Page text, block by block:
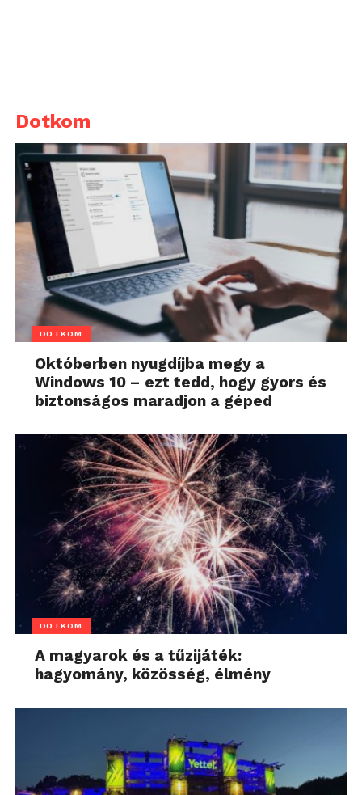
Dotkom
DOTKOM
Októberben nyugdíjba megy a
Windows 10 – ezt tedd, hogy gyors és
biztonságos maradjon a géped
DOTKOM
A magyarok és a tűzijáték:
hagyomány, közösség, élmény